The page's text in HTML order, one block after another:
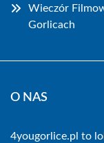
Wieczór
Gorlicach
O NAS
4yougorlice.pl to